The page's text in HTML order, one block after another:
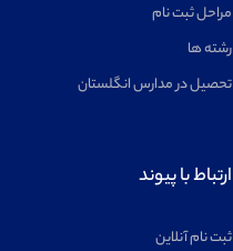
مراحل ثبت نام
رشته ها
تحصیل در مدارس انگلستان
ارتباط با پیوند
ثبت نام آنلاین